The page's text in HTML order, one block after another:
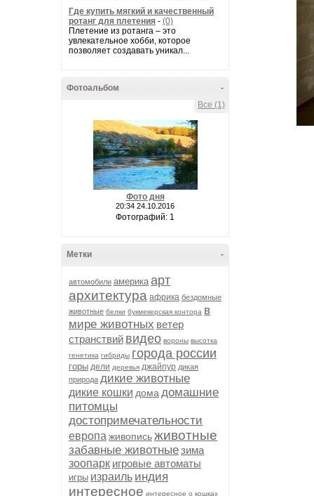
Где купить мягкий и качественный
ротанг для плетения - (0)
Плетение из ротанга – это
увлекательное хобби, которое
позволяет создавать уникал...
-
Фотоальбом
Все (1)
Фото дня
20:34 24.10.2016
Фотографий: 1
-
Метки
автомобили америка арт
архитектура африка бездомные
животные белки букмекерская контора в
мире животных ветер
странствий видео вороны высотка
генетика гибриды города россии
горы дели деревья джайпур дикая
природа дикие животные
дикие кошки дома домашние
питомцы
достопримечательности
европа живописьживотные
забавные животныезима
зоопарк игровые автоматы
игры израиль индия
интересное интересное о кошках